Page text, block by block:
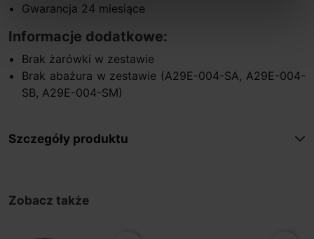
Gwarancja 24 miesiące
Informacje dodatkowe:
Brak żarówki w zestawie
Brak abażura w zestawie (A29E-004-SA, A29E-004-
SB, A29E-004-SM)
Szczegóły produktu
Zobacz także